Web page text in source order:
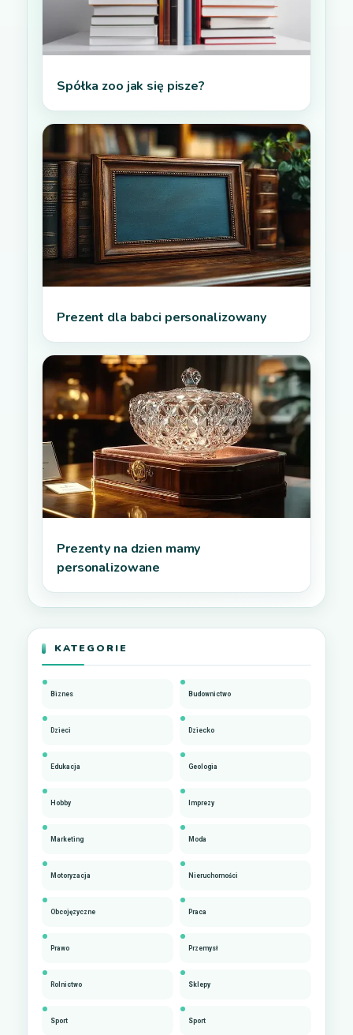
Spółka zoo jak się pisze?
Prezent dla babci personalizowany
Prezenty na dzien mamy
personalizowane
KATEGORIE
Biznes Budownictwo
Dzieci Dziecko
Edukacja Geologia
Hobby Imprezy
Marketing Moda
Motoryzacja Nieruchomości
Obcojęzyczne Praca
Prawo Przemysł
Rolnictwo Sklepy
Sport Sport